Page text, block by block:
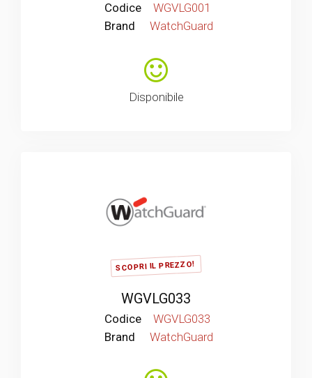
Codice
WGVLG001
Brand
WatchGuard
Disponibile
SCOPRI IL PREZZO!
WGVLG033
Codice
WGVLG033
Brand
WatchGuard